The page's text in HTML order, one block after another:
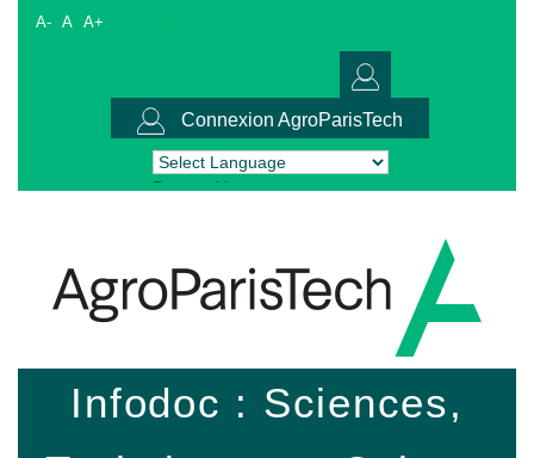
A- A A+
Connexion AgroParisTech
Powered by Translate
Infodoc : Sciences,